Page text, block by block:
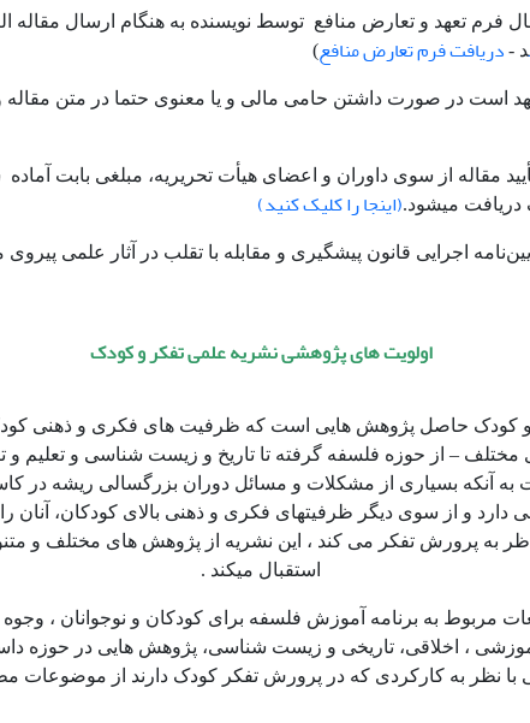
فرم تعهد و تعارض منافع توسط نویسنده به هنگام ارسال مقاله
د - دریافت فرم تعارض منافع)
است در صورت داشتن حامی مالی و یا معنوی حتما در متن مقاله
مقاله از سوی داوران و اعضای هیأت تحریریه، مبلغی بابت
دریافت می­شود.(اینجا را کلیک کنید)
اولویت های پژوهشی نشریه علمی تفکر و کودک
و کودک حاصل پژوهش هایی است که ظرفیت های فکری و ذهنی
مختلف – از حوزه فلسفه گرفته تا تاریخ و زیست شناسی و تعلیم و
به آنکه بسیاری از مشکلات و مسائل دوران بزرگسالی ریشه در
دارد و از سوی دیگر ظرفیتهای فکری و ذهنی بالای کودکان، آنان
به پرورش تفکر می کند ، این نشریه از پژوهش های مختلف و
استقبال میکند .
مربوط به برنامه آموزش فلسفه برای کودکان و نوجوانان ،
، اخلاقی، تاریخی و زیست شناسی، پژوهش هایی در حوزه
با نظر به کارکردی که در پرورش تفکر کودک دارند از موضوعات